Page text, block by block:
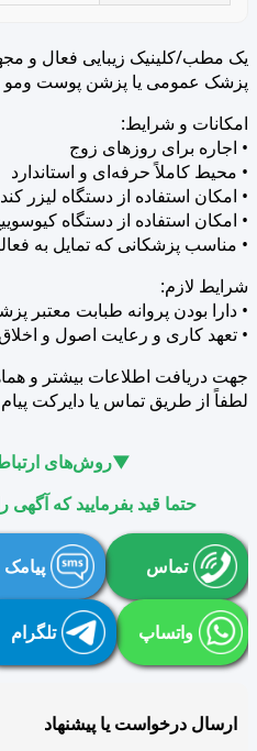
یک مطب/کلینیک زیبایی فعال و
پزشک عمومی یا پزشن پوست ومو
امکانات و شرایط:
• اجاره برای روزهای زوج
• محیط کاملاً حرفه‌ای و استاندارد
• امکان استفاده از دستگاه لیزر
• امکان استفاده از دستگاه
• مناسب پزشکانی که تمایل به
شرایط لازم:
• دارا بودن پروانه طبابت معتبر
• تعهد کاری و رعایت اصول ‌و
جهت دریافت اطلاعات بیشتر و
لطفاً از طریق تماس یا دایرکت
▼روش‌های
حتما قید بفرمایید که آگهی
تماس پیامک
واتساپ تلگرام
ارسال درخواست یا پیشنهاد